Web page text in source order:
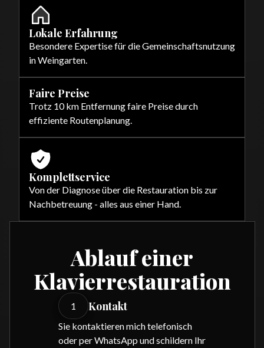
Lokale Erfahrung
Besondere Expertise für die Gemeinschaftsnutzung
in Weingarten.
Faire Preise
Trotz 10 km Entfernung faire Preise durch
effiziente Routenplanung.
Komplettservice
Von der Diagnose über die Restauration bis zur
Nachbetreuung - alles aus einer Hand.
Ablauf einer
Klavierrestauration
1 Kontakt
Sie kontaktieren mich telefonisch
oder per WhatsApp und schildern Ihr